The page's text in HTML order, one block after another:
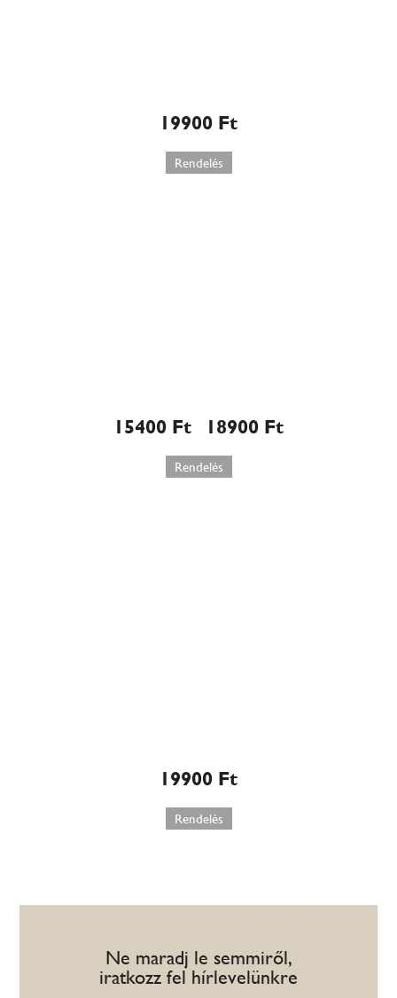
19900 Ft
Rendelés
15400 Ft 18900 Ft
Rendelés
19900 Ft
Rendelés
Ne maradj le semmiről,
iratkozz fel hírlevelünkre